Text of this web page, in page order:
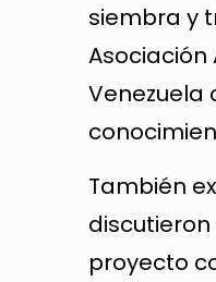
siembra y
Venezuela
También
proyecto